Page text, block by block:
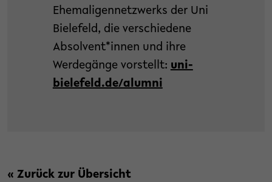
Ehemaligennetzwerks der Uni
Bielefeld, die verschiedene
Absolvent*innen und ihre
Werdegänge vorstellt: uni-
bielefeld.de/alumni
« Zurück zur Übersicht